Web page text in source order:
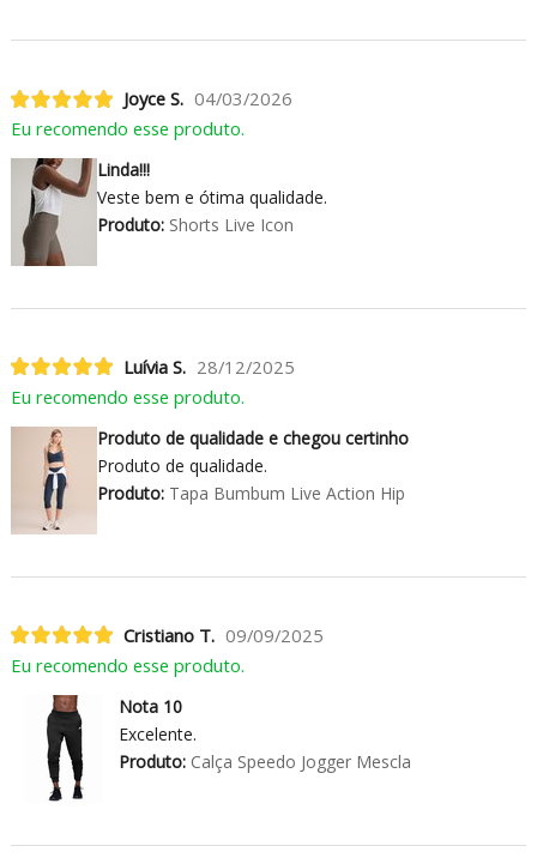
Joyce S. 04/03/2026
Eu recomendo esse produto.
Linda!!!
Veste bem e ótima qualidade.
Produto:Shorts Live Icon
Luívia S. 28/12/2025
Eu recomendo esse produto.
Produto de qualidade e chegou certinho
Produto de qualidade.
Produto:Tapa Bumbum Live Action Hip
Cristiano T. 09/09/2025
Eu recomendo esse produto.
Nota 10
Excelente.
Produto:Calça Speedo Jogger Mescla